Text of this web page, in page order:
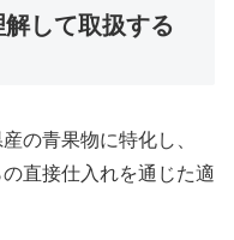
して取扱する
の青果物に特化し、
直接仕入れを通じた適